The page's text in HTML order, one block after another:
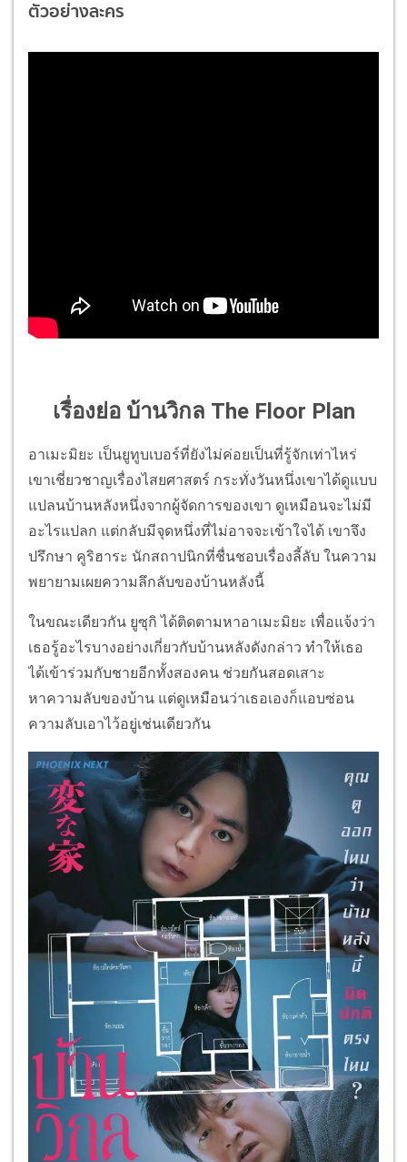
ตัวอย่างละคร
เรื่องย่อ บ้านวิกล The Floor Plan
อาเมะมิยะ เป็นยูทูบเบอร์ที่ยังไม่ค่อยเป็นที่รู้จักเท่าไหร่
เขาเชี่ยวชาญเรื่องไสยศาสตร์ กระทั่งวันหนึ่งเขาได้ดูแบบ
แปลนบ้านหลังหนึ่งจากผู้จัดการของเขา ดูเหมือนจะไม่มี
อะไรแปลก แต่กลับมีจุดหนึ่งที่ไม่อาจจะเข้าใจได้ เขาจึง
ปรึกษา คูริฮาระ นักสถาปนิกที่ชื่นชอบเรื่องลี้ลับ ในความ
พยายามเผยความลึกลับของบ้านหลังนี้
ในขณะเดียวกัน ยูซุกิ ได้ติดตามหาอาเมะมิยะ เพื่อแจ้งว่า
เธอรู้อะไรบางอย่างเกี่ยวกับบ้านหลังดังกล่าว ทำให้เธอ
ได้เข้าร่วมกับชายอีกทั้งสองคน ช่วยกันสอดเสาะ
หาความลับของบ้าน แต่ดูเหมือนว่าเธอเองก็แอบซ่อน
ความลับเอาไว้อยู่เช่นเดียวกัน